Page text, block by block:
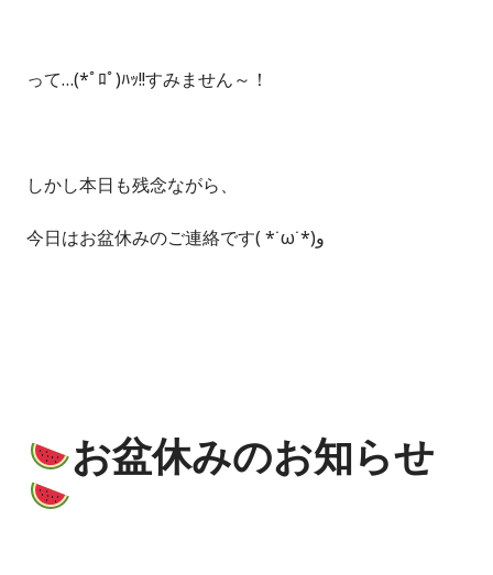
って…(*ﾟﾛﾟ)ﾊｯ!!すみません～！
しかし本日も残念ながら、
今日はお盆休みのご連絡です( *˙ω˙*)و
お盆休みのお知らせ